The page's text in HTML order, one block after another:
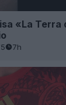
«La Terra
7h